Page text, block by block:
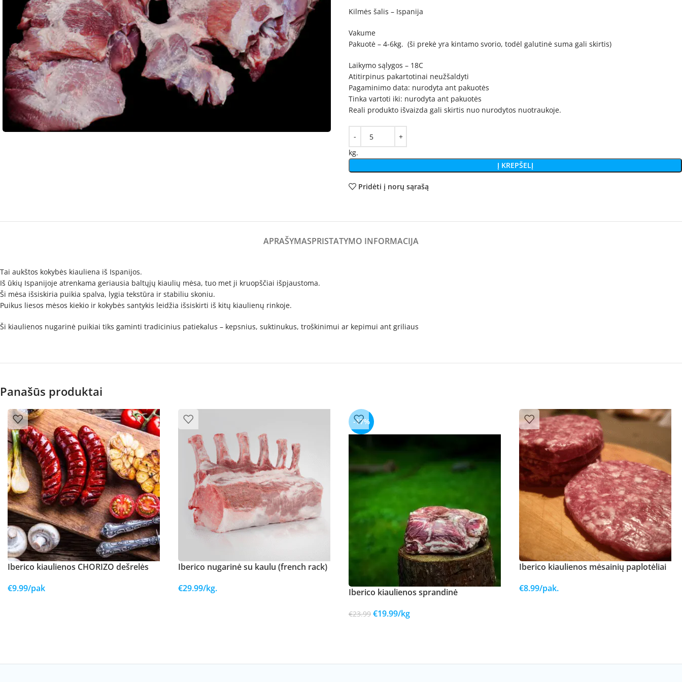
Kilmės šalis – Ispanija
Vakume
Pakuotė – 4-6kg. (ši prekė yra kintamo svorio, todėl galutinė suma gali skirtis)
Laikymo sąlygos – 18C
Atitirpinus pakartotinai neužšaldyti
Pagaminimo data: nurodyta ant pakuotės
Tinka vartoti iki: nurodyta ant pakuotės
Reali produkto išvaizda gali skirtis nuo nurodytos nuotraukoje.
kg.
Į KREPŠELĮ
Pridėti į norų sąrašą
APRAŠYMASPRISTATYMO INFORMACIJA
Tai aukštos kokybės kiauliena iš Ispanijos.
Iš ūkių Ispanijoje atrenkama geriausia baltųjų kiaulių mėsa, tuo met ji kruopščiai išpjaustoma.
Ši mėsa išsiskiria puikia spalva, lygia tekstūra ir stabiliu skoniu.
Puikus liesos mėsos kiekio ir kokybės santykis leidžia išsiskirti iš kitų kiaulienų rinkoje.
Ši kiaulienos nugarinė puikiai tiks gaminti tradicinius patiekalus – kepsnius, suktinukus, troškinimui ar kepimui ant griliaus
Panašūs produktai
Iberico kiaulienos CHORIZO dešrelės
€9.99/pak
Iberico nugarinė su kaulu (french rack)
€29.99/kg.
-17%
Iberico kiaulienos sprandinė
€23.99 €19.99/kg
Iberico kiaulienos mėsainių paplotėliai
€8.99/pak.